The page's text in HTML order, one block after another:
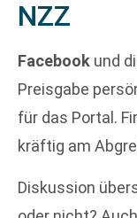
NZZ
Facebook und
Preisgabe
für das Portal.
kräftig am
Diskussion